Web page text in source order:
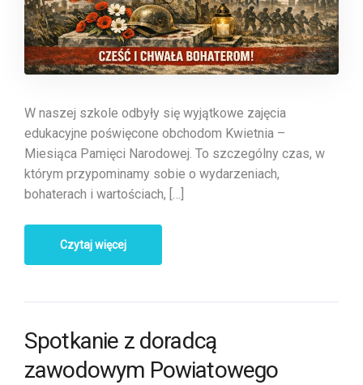
W naszej szkole odbyły się wyjątkowe zajęcia
edukacyjne poświęcone obchodom Kwietnia –
Miesiąca Pamięci Narodowej. To szczególny czas, w
którym przypominamy sobie o wydarzeniach,
bohaterach i wartościach, […]
Czytaj więcej
Spotkanie z doradcą
zawodowym Powiatowego